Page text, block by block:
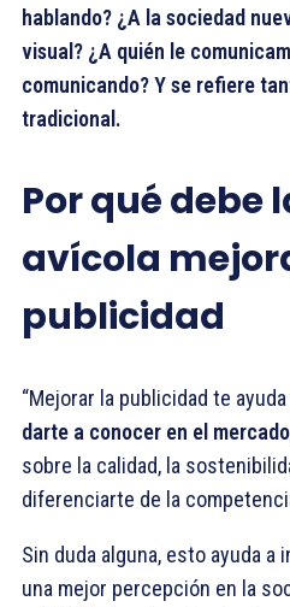
hablando? ¿A la sociedad
visual? ¿A quién le
comunicando? Y se refiere
tradicional.
Por qué debe
avícola
publicidad
“Mejorar la publicidad te
darte a conocer en el mercado
sobre la calidad, la
diferenciarte de la
Sin duda alguna, esto ayuda
una mejor percepción en la